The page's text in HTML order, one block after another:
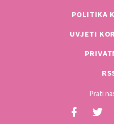
POLITIKA
UVJETI
Prati